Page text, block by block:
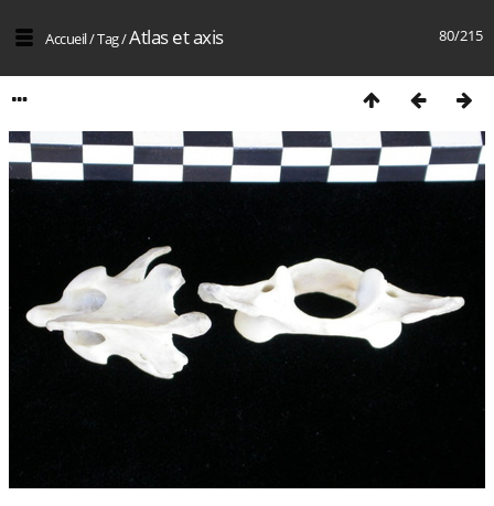
80/215
Accueil/Tag/Atlas et axis